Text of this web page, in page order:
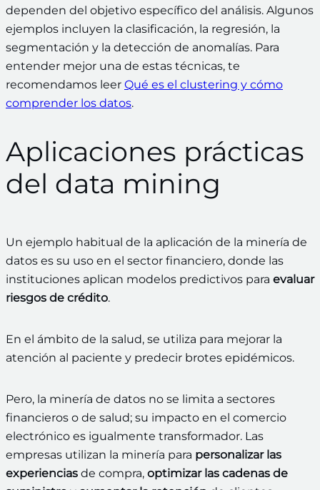
dependen del objetivo específico del análisis. Algunos
ejemplos incluyen la clasificación, la regresión, la
segmentación y la detección de anomalías. Para
entender mejor una de estas técnicas, te
recomendamos leer Qué es el clustering y cómo
comprender los datos.
Aplicaciones prácticas
del data mining
Un ejemplo habitual de la aplicación de la minería de
datos es su uso en el sector financiero, donde las
instituciones aplican modelos predictivos para evaluar
riesgos de crédito.
En el ámbito de la salud, se utiliza para mejorar la
atención al paciente y predecir brotes epidémicos.
Pero, la minería de datos no se limita a sectores
financieros o de salud; su impacto en el comercio
electrónico es igualmente transformador. Las
empresas utilizan la minería para personalizar las
experiencias de compra, optimizar las cadenas de